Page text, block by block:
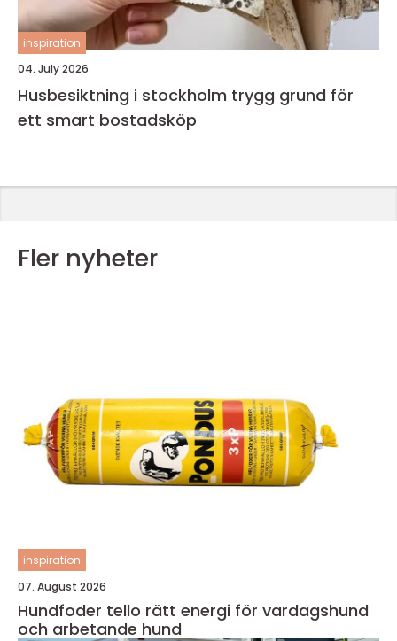
inspiration
04. July 2026
Husbesiktning i stockholm trygg grund för
ett smart bostadsköp
Fler nyheter
inspiration
07. August 2026
Hundfoder tello rätt energi för vardagshund
och arbetande hund